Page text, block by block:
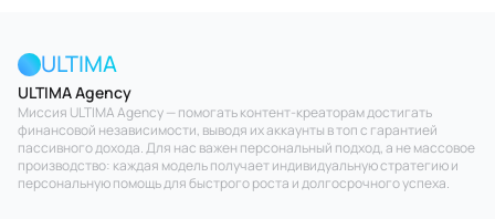
ULTIMA
ULTIMA Agency
Миссия ULTIMA Agency — помогать контент-креаторам достигать
финансовой независимости, выводя их аккаунты в топ с гарантией
пассивного дохода. Для нас важен персональный подход, а не массовое
производство: каждая модель получает индивидуальную стратегию и
персональную помощь для быстрого роста и долгосрочного успеха.